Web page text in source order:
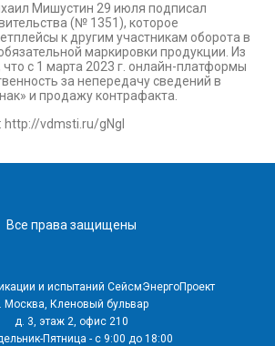
Мишустин 29 июля подписал
(№ 1351), которое
к другим участникам оборота в
маркировки продукции. Из
что с 1 марта 2023 г. онлайн-платформы
за непередачу сведений в
и продажу контрафакта.
http://vdmsti.ru/gNgl
Все права защищены
и испытаний СейсмЭнергоПроект
Москва, Кленовый бульвар
д. 3, этаж 2, офис 210
Пятница - с 9:00 до 18:00